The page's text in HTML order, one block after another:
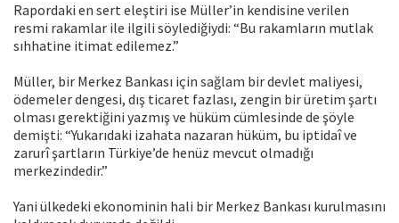
Rapordaki en sert eleştiri ise Müller’in kendisine verilen
resmi rakamlar ile ilgili söylediğiydi: “Bu rakamların mutlak
sıhhatine itimat edilemez.”
Müller, bir Merkez Bankası için sağlam bir devlet maliyesi,
ödemeler dengesi, dış ticaret fazlası, zengin bir üretim şartı
olması gerektiğini yazmış ve hüküm cümlesinde de şöyle
demişti: “Yukarıdaki izahata nazaran hüküm, bu iptidaî ve
zarurî şartların Türkiye’de henüz mevcut olmadığı
merkezindedir.”
Yani ülkedeki ekonominin hali bir Merkez Bankası kurulmasını